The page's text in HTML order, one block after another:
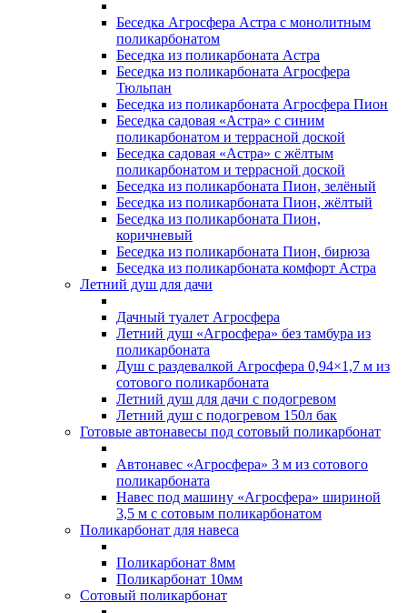
Беседка Агросфера Астра с монолитным
поликарбонатом
Беседка из поликарбоната Астра
Беседка из поликарбоната Агросфера
Тюльпан
Беседка из поликарбоната Агросфера Пион
Беседка садовая «Астра» с синим
поликарбонатом и террасной доской
Беседка садовая «Астра» с жёлтым
поликарбонатом и террасной доской
Беседка из поликарбоната Пион, зелёный
Беседка из поликарбоната Пион, жёлтый
Беседка из поликарбоната Пион,
коричневый
Беседка из поликарбоната Пион, бирюза
Беседка из поликарбоната комфорт Астра
Летний душ для дачи
Дачный туалет Агросфера
Летний душ «Агросфера» без тамбура из
поликарбоната
Душ с раздевалкой Агросфера 0,94×1,7 м из
сотового поликарбоната
Летний душ для дачи с подогревом
Летний душ с подогревом 150л бак
Готовые автонавесы под сотовый поликарбонат
Автонавес «Агросфера» 3 м из сотового
поликарбоната
Навес под машину «Агросфера» шириной
3,5 м с сотовым поликарбонатом
Поликарбонат для навеса
Поликарбонат 8мм
Поликарбонат 10мм
Сотовый поликарбонат